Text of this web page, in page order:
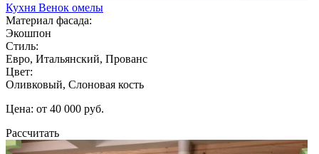
Кухня Венок омелы
Материал фасада:
Экошпон
Стиль:
Евро, Итальянский, Прованс
Цвет:
Оливковый, Слоновая кость
Цена: от 40 000 руб.
Рассчитать